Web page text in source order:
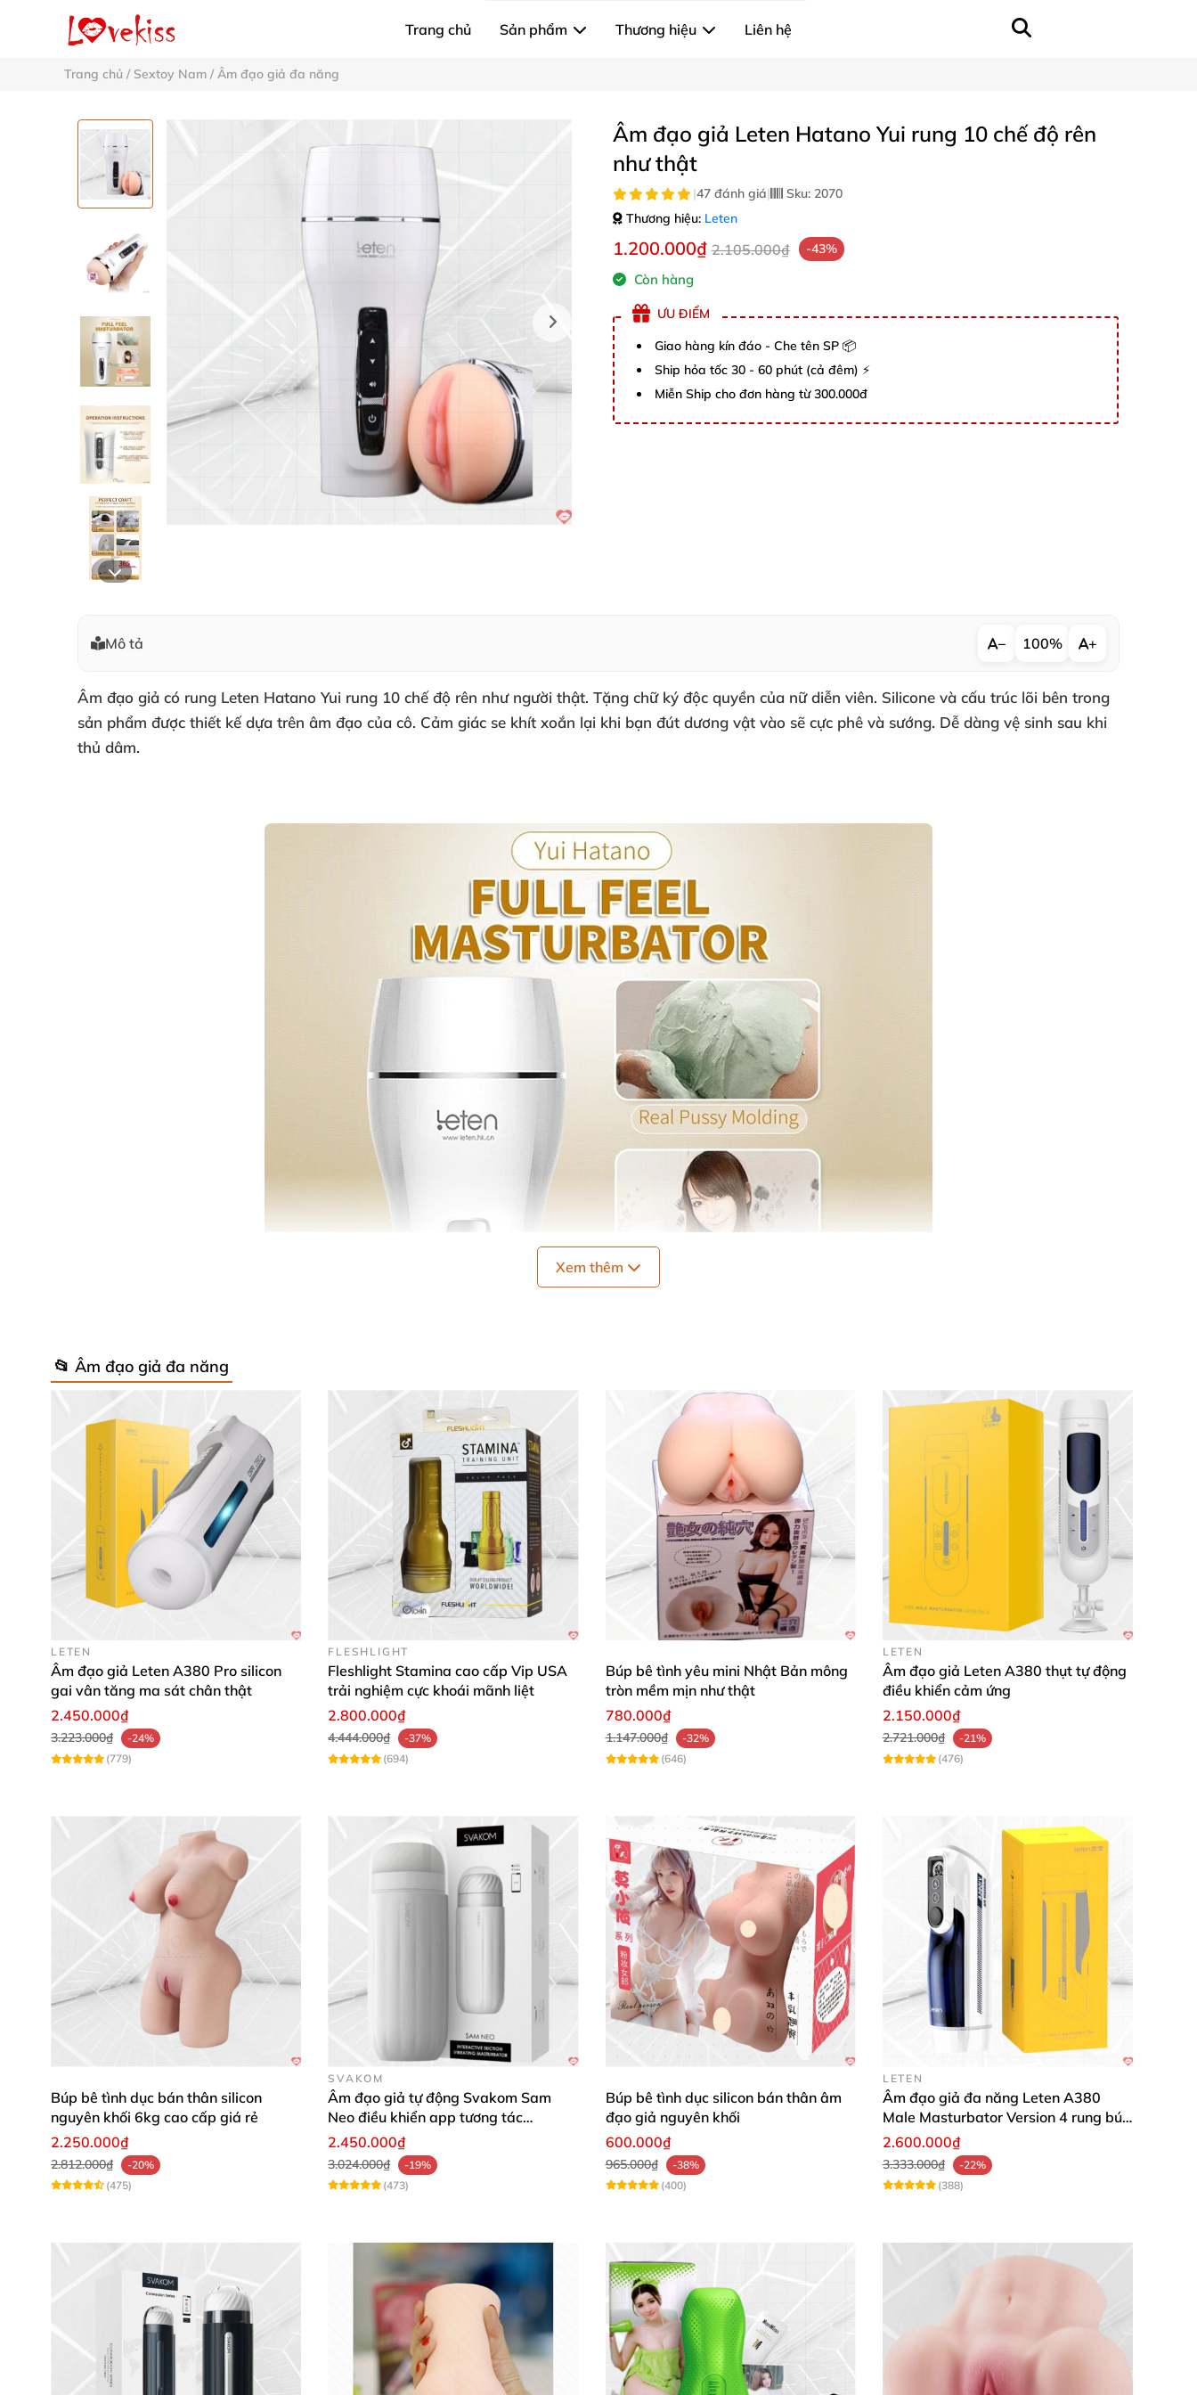
Trang chủ Sản phẩm Thương hiệu Liên hệ
Trang chủ / Sextoy Nam / Âm đạo giả đa năng
Âm đạo giả Leten Hatano Yui rung 10 chế độ rên
như thật
|47 đánh giá| Sku: 2070
Thương hiệu: Leten
1.200.000₫ 2.105.000₫ -43%
Còn hàng
ƯU ĐIỂM
Giao hàng kín đáo - Che tên SP 📦
Ship hỏa tốc 30 - 60 phút (cả đêm) ⚡
Miễn Ship cho đơn hàng từ 300.000đ
Mô tả − 100% +
Âm đạo giả có rung Leten Hatano Yui rung 10 chế độ rên như người thật. Tặng chữ ký độc quyền của nữ diễn viên. Silicone và cấu trúc lõi bên trong
sản phẩm được thiết kế dựa trên âm đạo của cô. Cảm giác se khít xoắn lại khi bạn đút dương vật vào sẽ cực phê và sướng. Dễ dàng vệ sinh sau khi
thủ dâm.
Thiết kếvới công nghệ Nhật Bản cao cấp tái tạo lại 100% Âm đạocủa Yui Hatano
Đem lại cảm giác vừa vặn . Thoải mái khi "quay tay" ở
Xem thêm
📂 Âm đạo giả đa năng
LETEN
Âm đạo giả Leten A380 Pro silicon
gai vân tăng ma sát chân thật
2.450.000₫
3.223.000₫
-24%
(779)
FLESHLIGHT
Fleshlight Stamina cao cấp Vip USA
trải nghiệm cực khoái mãnh liệt
2.800.000₫
4.444.000₫
-37%
(694)
Búp bê tình yêu mini Nhật Bản mông
tròn mềm mịn như thật
780.000₫
1.147.000₫
-32%
(646)
LETEN
Âm đạo giả Leten A380 thụt tự động
điều khiển cảm ứng
2.150.000₫
2.721.000₫
-21%
(476)
Búp bê tình dục bán thân silicon
nguyên khối 6kg cao cấp giá rẻ
2.250.000₫
2.812.000₫
-20%
(475)
SVAKOM
Âm đạo giả tự động Svakom Sam
Neo điều khiển app tương tác
webcam
2.450.000₫
3.024.000₫
-19%
(473)
Búp bê tình dục silicon bán thân âm
đạo giả nguyên khối
600.000₫
965.000₫
-38%
(400)
LETEN
Âm đạo giả đa năng Leten A380
Male Masturbator Version 4 rung bú
sục đa dạng
2.600.000₫
3.333.000₫
-22%
(388)